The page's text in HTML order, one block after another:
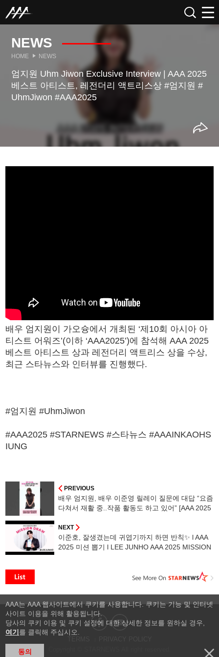
NEWS
HOME NEWS
엄지원 Uhm Jiwon Exclusive Interview | AAA 2025
베스트 아티스트, 레전더리 액트리스상 #엄지원 #
UhmJiwon #AAA2025
배우 엄지원이 가오슝에서 개최된 ‘제10회 아시아 아
티스트 어워즈’(이하 ‘AAA2025’)에 참석해 AAA 2025
베스트 아티스트 상과 레전더리 액트리스 상을 수상,
최근 스타뉴스와 인터뷰를 진행했다.
#엄지원 #UhmJiwon
#AAA2025 #STARNEWS #스타뉴스 #AAAINKAOHS
IUNG
PREVIOUS
배우 엄지원, 배우 이준영 릴레이 질문에 대답 “요즘
다쳐서 재활 중..작품 활동도 하고 있어” [AAA 2025
NEXT
이준호, 잘생겼는데 귀엽기까지 하면 반칙✨ l AAA
2025 미션 뽑기 l LEE JUNHO AAA 2025 MISSION
AAA는 AAA 웹사이트에서 쿠키를 사용합니다. 쿠키는 기능 및 인터넷
사이트 이용을 위해 활용됩니다.
당사의 쿠키 이용 및 쿠키 설정에 대한 상세한 정보를 원하실 경우,
여기 를 클릭해 주십시오.
동의